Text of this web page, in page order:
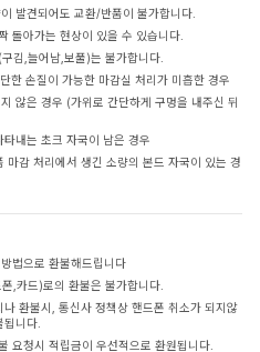
발견되어도 교환/반품이 불가합니다.
돌아가는 현상이 있을 수 있습니다.
김,늘어남,보풀)는 불가합니다.
한 손질이 가능한 마감실 처리가 미흡한 경우
않은 경우 (가위로 간단하게 구멍을 내주신 뒤
내는 초크 자국이 남은 경우
감 처리에서 생긴 소량의 본드 자국이 있는 경
법으로 환불해드립니다
,카드)로의 환불은 불가합니다.
환불시, 통신사 정책상 핸드폰 취소가 되지않
됩니다.
요청시 적립금이 우선적으로 환원됩니다.